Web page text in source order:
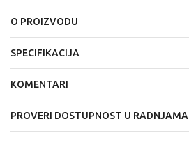
O PROIZVODU
SPECIFIKACIJA
KOMENTARI
PROVERI DOSTUPNOST U RADNJAMA